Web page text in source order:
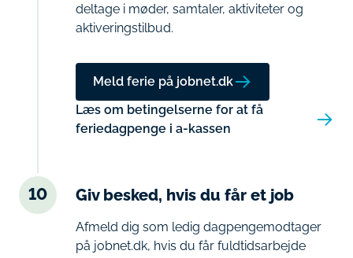
deltage i møder, samtaler, aktiviteter og
aktiveringstilbud.
Meld ferie på jobnet.dk
Læs om betingelserne for at få
feriedagpenge i a-kassen
10 Giv besked, hvis du får et job
Afmeld dig som ledig dagpengemodtager
på jobnet.dk, hvis du får fuldtidsarbejde